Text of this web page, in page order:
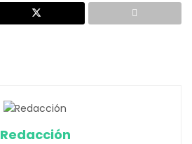
Redacción